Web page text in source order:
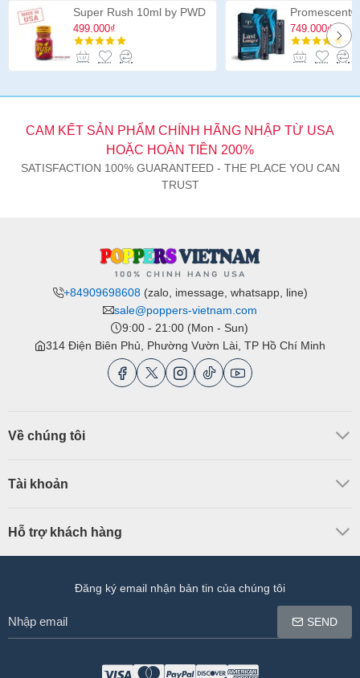
Double
Header
inch
Super Rush 10ml by PWD
499.000₫ 749.000₫
CAM KẾT SẢN PHẨM CHÍNH HÃNG NHẬP TỪ USA
HOẶC HOÀN TIỀN 200%
SATISFACTION 100% GUARANTEED - THE PLACE YOU CAN
TRUST
+84909698608(zalo, imessage, whatsapp, line)
sale@poppers-vietnam.com
9:00 - 21:00 (Mon - Sun)
314 Điện Biên Phủ, Phường Vườn Lài, TP Hồ Chí Minh
Về chúng tôi
Tài khoản
Hỗ trợ khách hàng
Đăng ký email nhận bản tin của chúng tôi
email
SEND